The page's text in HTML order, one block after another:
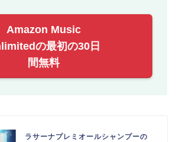
Amazon Music
の最初の30日
間無料
ラサーナプレミオールシャンプーの